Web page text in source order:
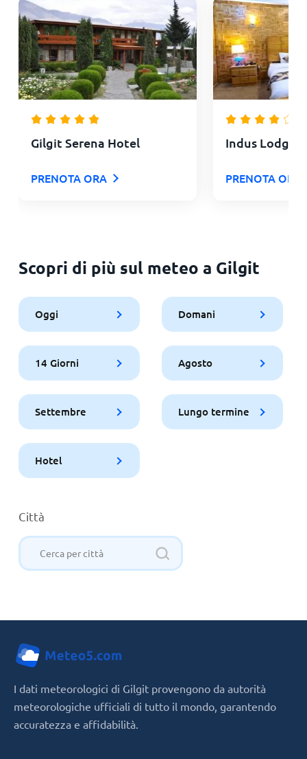
Gilgit Serena Hotel
PRENOTA ORA
Indus Lodges
PRENOTA ORA
Scopri di più sul meteo a Gilgit
Oggi Domani
14 Giorni Agosto
Settembre Lungo termine
Hotel
Città
I dati meteorologici di Gilgit provengono da autorità
meteorologiche ufficiali di tutto il mondo, garantendo
accuratezza e affidabilità.